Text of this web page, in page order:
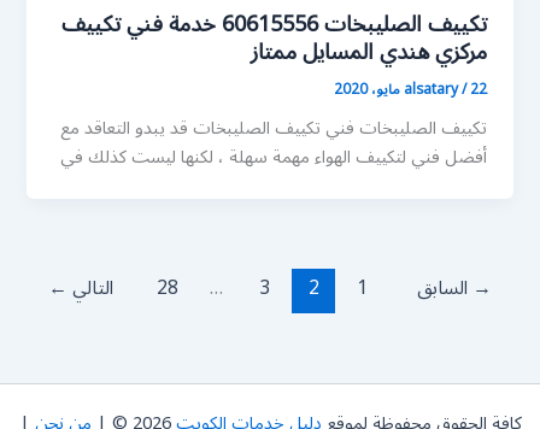
تكييف الصليبخات 60615556 خدمة فني تكييف
مركزي هندي المسايل ممتاز
alsatary/22 مايو، 2020
تكييف الصليبخات فني تكييف الصليبخات قد يبدو التعاقد مع
أفضل فني لتكييف الهواء مهمة سهلة ، لكنها ليست كذلك في
→ السابق 1
2
3
…
28 التالي ←